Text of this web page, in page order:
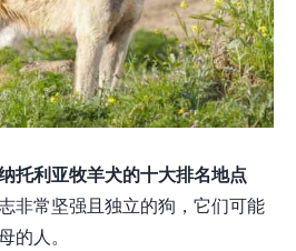
托利亚牧羊犬的十大排名地点
非常坚强且独立的狗，它们可能
的人。